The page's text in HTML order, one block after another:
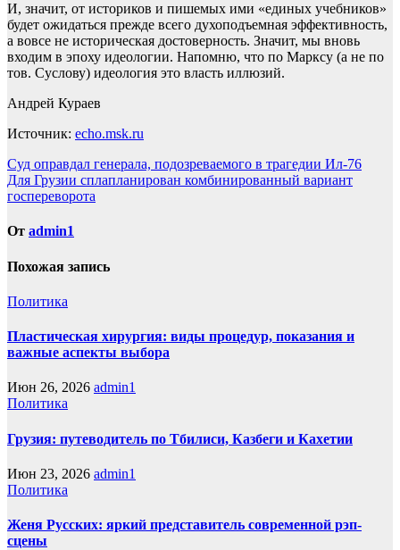
И, значит, от историков и пишемых ими «единых учебников»
будет ожидаться прежде всего духоподъемная эффективность,
а вовсе не историческая достоверность. Значит, мы вновь
входим в эпоху идеологии. Напомню, что по Марксу (а не по
тов. Суслову) идеология это власть иллюзий.
Андрей Кураев
Источник: echo.msk.ru
Навигация
по
Суд оправдал генерала, подозреваемого в трагедии Ил-76
Для Грузии сплапланирован комбинированный вариант
госпереворота
От admin1
Похожая запись
Политика
Пластическая хирургия: виды процедур, показания и
важные аспекты выбора
Июн 26, 2026 admin1
Политика
Грузия: путеводитель по Тбилиси, Казбеги и Кахетии
Июн 23, 2026 admin1
Политика
Женя Русских: яркий представитель современной рэп-
сцены